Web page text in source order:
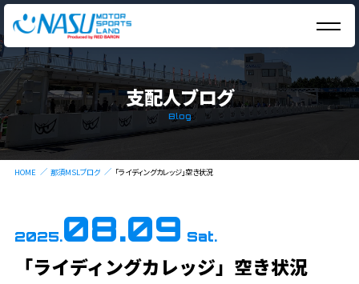
支配人ブログ
Blog
HOME 那須MSLブログ 「ライディングカレッジ」空き状況
2025.08.09 Sat.
「ライディングカレッジ」空き状況